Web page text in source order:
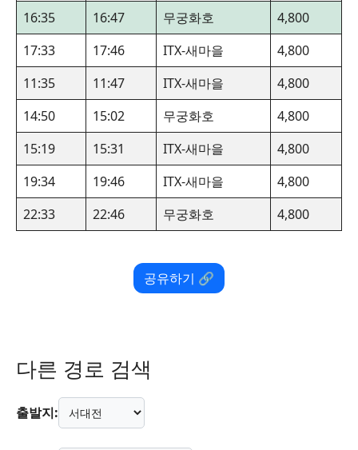
16:35
16:47 무궁화호
4,800
17:33
17:46 ITX-새마을
4,800
11:35
11:47 ITX-새마을
4,800
14:50
15:02 무궁화호
4,800
15:19
15:31 ITX-새마을
4,800
19:34
19:46 ITX-새마을
4,800
22:33
22:46 무궁화호 4,800
공유하기 🔗
다른 경로 검색
출발지: